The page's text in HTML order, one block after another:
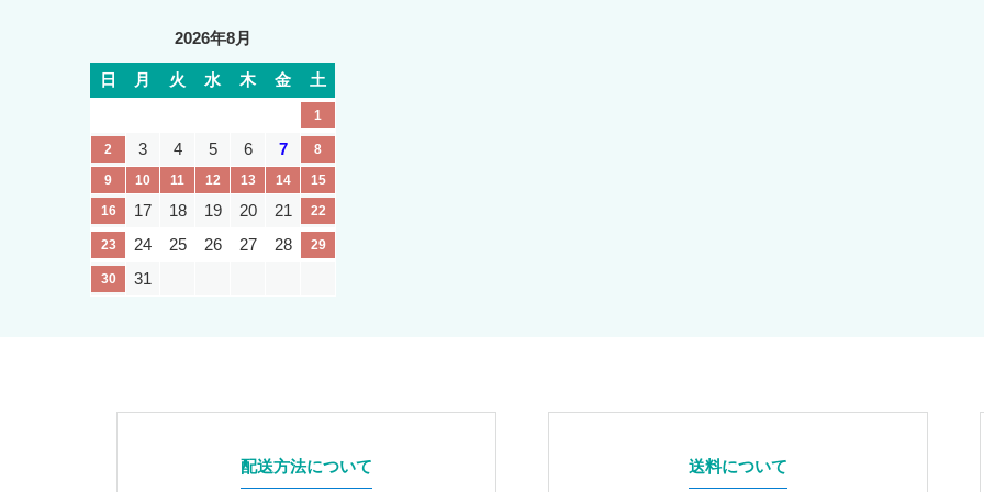
2026年8月
日 月 火 水 木 金 土
1
2 3 4 5 6 7
8
9
10 11 12 13 14
15
16
17 18 19 20 21 22
23 24 25 26 27 28 29
30 31
配送方法について 送料について